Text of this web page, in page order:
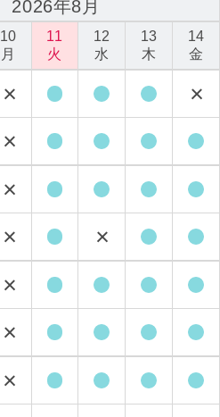
2026年8月
10
月
11
火
12
水
13
木
14
金